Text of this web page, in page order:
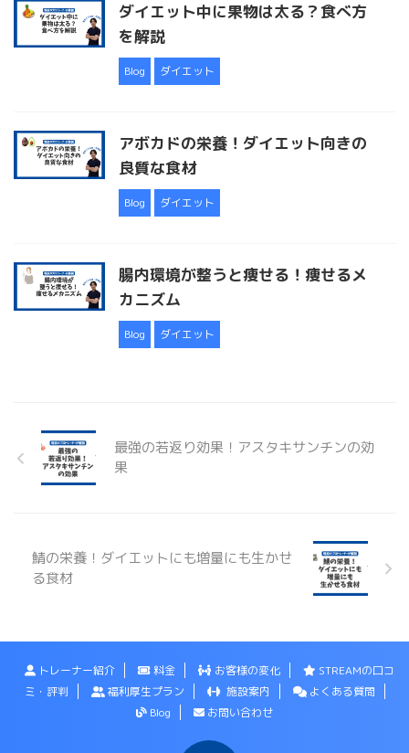
ダイエット中に果物は太る？食べ方
を解説
Blog ダイエット
アボカドの栄養！ダイエット向きの
良質な食材
Blog ダイエット
腸内環境が整うと痩せる！痩せるメ
カニズム
Blog ダイエット
最強の若返り効果！アスタキサンチンの効
果
鯖の栄養！ダイエットにも増量にも生かせ
る食材
トレーナー紹介 料金 お客様の変化
STREAMの口コ
ミ・評判
福利厚生プラン 施設案内
よくある質問
Blog
お問い合わせ